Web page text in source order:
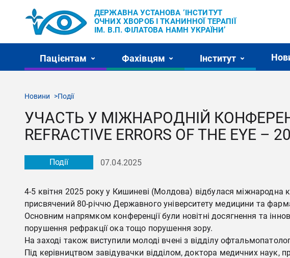
ДЕРЖАВНА УСТАНОВА ‘ІНСТИТУТ
ОЧНИХ ХВОРОБ І ТКАНИННОЇ ТЕРАПІЇ
ІМ. В.П. ФІЛАТОВА НАМН УКРАЇНИ’
Пацієнтам Фахівцям Інститут
Новини Події
УЧАСТЬ У МІЖНАРОДНІЙ
REFRACTIVE ERRORS OF THE EYE –
Події 07.04.2025
4-5 квітня 2025 року у Кишиневі (Молдова) відбулася міжнародна
присвячений 80-річчю Державного університету медицини та
Основним напрямком конференції були новітні досягнення та
порушення рефракції ока тощо порушення зору.
На заході також виступили молоді вчені з відділу
Під керівництвом завідувачки відділом, доктора медичних